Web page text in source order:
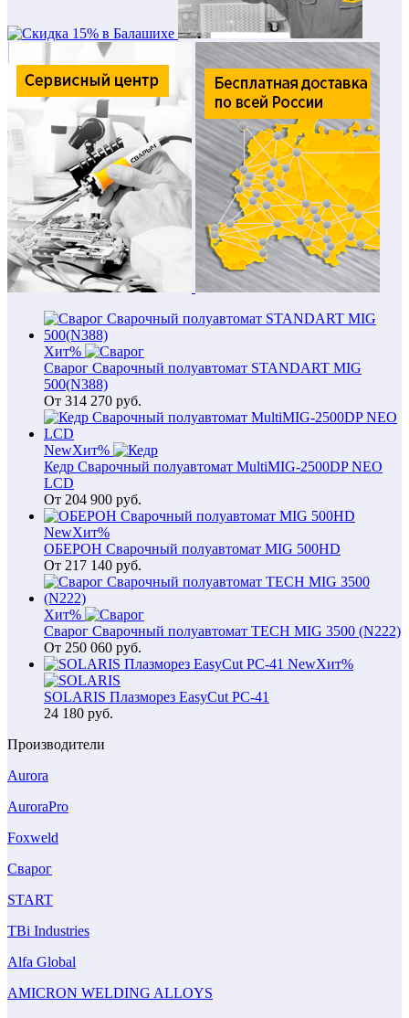
Хит%
Сварог Сварочный полуавтомат STANDART MIG
500(N388)
От 314 270 руб.
NewХит%
Кедр Сварочный полуавтомат MultiMIG-2500DP NEO
LCD
От 204 900 руб.
NewХит%
ОБЕРОН Сварочный полуавтомат MIG 500HD
От 217 140 руб.
Хит%
Сварог Сварочный полуавтомат TECH MIG 3500 (N222)
От 250 060 руб.
NewХит%
SOLARIS Плазморез EasyCut PC-41
24 180 руб.
Производители
Aurora
AuroraPro
Foxweld
Сварог
START
TBi Industries
Alfa Global
AMICRON WELDING ALLOYS